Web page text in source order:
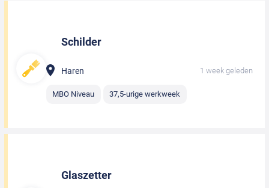
Schilder
Haren 1 week geleden
MBO Niveau 37,5-urige werkweek
Glaszetter